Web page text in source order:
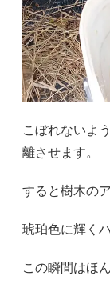
こぼれないよ
離させます。
すると樹木の
琥珀色に輝く
この瞬間はほ